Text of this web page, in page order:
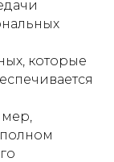
которые
мер,